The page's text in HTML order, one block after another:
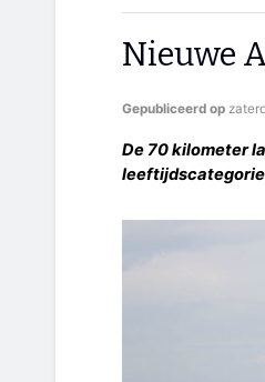
Nieuwe
Gepubliceerd op
De 70 kilometer